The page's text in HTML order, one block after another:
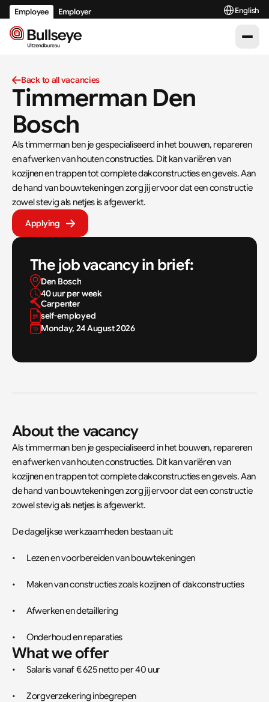
Back to all vacancies
Timmerman Den
Bosch
Als timmerman ben je gespecialiseerd in het bouwen, repareren
en afwerken van houten constructies. Dit kan variëren van
kozijnen en trappen tot complete dakconstructies en gevels. Aan
de hand van bouwtekeningen zorg jij ervoor dat een constructie
zowel stevig als netjes is afgewerkt.
Applying
The job vacancy in brief:
Den Bosch
40 uur per week
Carpenter
self-employed
Monday, 24 August 2026
About the vacancy
Als timmerman ben je gespecialiseerd in het bouwen, repareren
en afwerken van houten constructies. Dit kan variëren van
kozijnen en trappen tot complete dakconstructies en gevels. Aan
de hand van bouwtekeningen zorg jij ervoor dat een constructie
zowel stevig als netjes is afgewerkt.
De dagelijkse werkzaamheden bestaan uit:
•	Lezen en voorbereiden van bouwtekeningen
•	Maken van constructies zoals kozijnen of dakconstructies
•	Afwerken en detaillering
•	Onderhoud en reparaties
What we offer
•	Salaris vanaf € 625 netto per 40 uur
•	Zorgverzekering inbegrepen
Employee Employer SelectEnglish